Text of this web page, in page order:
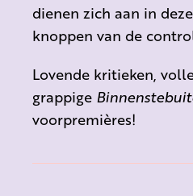
dienen zich aan in
knoppen van de
Lovende kritieken,
grappige
voorpremières!